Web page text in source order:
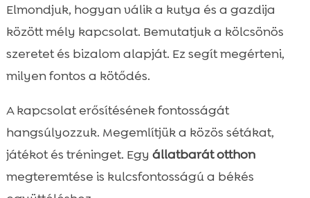
Elmondjuk, hogyan válik a kutya és a gazdija
között mély kapcsolat. Bemutatjuk a kölcsönös
szeretet és bizalom alapját. Ez segít megérteni,
milyen fontos a kötődés.
A kapcsolat erősítésének fontosságát
hangsúlyozzuk. Megemlítjük a közös sétákat,
játékot és tréninget. Egy állatbarát otthon
megteremtése is kulcsfontosságú a békés